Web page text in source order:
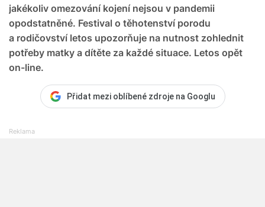
jakékoliv omezování kojení nejsou v pandemii
opodstatněné. Festival o těhotenství porodu
a rodičovství letos upozorňuje na nutnost zohlednit
potřeby matky a dítěte za každé situace. Letos opět
on-line.
Přidat mezi oblíbené zdroje na Googlu